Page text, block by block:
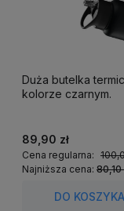
Duża butelka
kolorze czarnym.
89,90 zł
Cena regularna:
Najniższa cena: 80,10
DO KOSZYKA